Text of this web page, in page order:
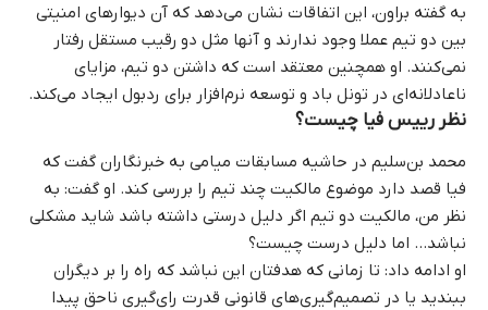
به گفته براون، این اتفاقات نشان می‌دهد که آن دیوارهای امنیتی
بین دو تیم عملا وجود ندارند و آنها مثل دو رقیب مستقل رفتار
نمی‌کنند. او همچنین معتقد است که داشتن دو تیم، مزایای
ناعادلانه‌ای در تونل باد و توسعه نرم‌افزار برای ردبول ایجاد می‌کند.
نظر رییس فیا چیست؟
محمد بن‌سلیم در حاشیه مسابقات میامی به خبرنگاران گفت که
فیا قصد دارد موضوع مالکیت چند تیم را بررسی کند. او گفت: به
نظر من، مالکیت دو تیم اگر دلیل درستی داشته باشد شاید مشکلی
نباشد… اما دلیل درست چیست؟
او ادامه داد: تا زمانی که هدفتان این نباشد که راه را بر دیگران
ببندید یا در تصمیم‌گیری‌های قانونی قدرت رای‌گیری ناحق پیدا